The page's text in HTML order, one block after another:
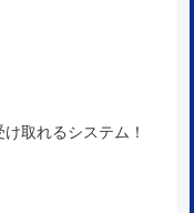
取れるシステム！